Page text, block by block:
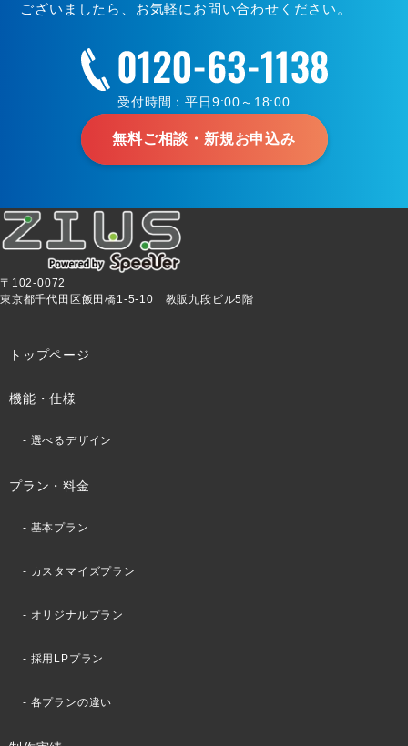
ございましたら、お気軽にお問い合わせください。
受付時間：平日9:00～18:00
無料ご相談・新規お申込み
〒102-0072
東京都千代田区飯田橋1-5-10 教販九段ビル5階
トップページ
機能・仕様
選べるデザイン
プラン・料金
基本プラン
カスタマイズプラン
オリジナルプラン
採用LPプラン
各プランの違い